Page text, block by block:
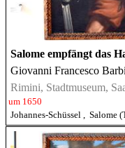
Salome empfängt das
Giovanni Francesco
Rimini, Stadtmuseum,
um 1650
Johannes-Schüssel
Salome